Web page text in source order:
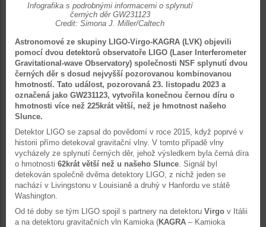
Infografika s podrobnými informacemi o splynutí
černých děr GW231123
Credit: Simona J. Miller/Caltech
Astronomové ze skupiny LIGO-Virgo-KAGRA (LVK) objevili
pomocí dvou detektorů observatoře LIGO (Laser Interferometer
Gravitational-wave Observatory) společnosti NSF splynutí dvou
černých děr s dosud nejvyšší pozorovanou kombinovanou
hmotností. Tato událost, pozorovaná 23. listopadu 2023 a
označená jako GW231123, vytvořila konečnou černou díru o
hmotnosti více než 225krát větší, než je hmotnost našeho
Slunce.
Detektor LIGO se zapsal do povědomí v roce 2015, když poprvé v
historii přímo detekoval gravitační vlny. V tomto případě vlny
vycházely ze splynutí černých děr, jehož výsledkem byla černá díra
o hmotnosti 62krát větší než u našeho Slunce . Signál byl
detekován společně dvěma detektory LIGO, z nichž jeden se
nachází v Livingstonu v Louisianě a druhý v Hanfordu ve státě
Washington.
Od té doby se tým LIGO spojil s partnery na detektoru Virgo v Itálii
a na detektoru gravitačních vln Kamioka (KAGRA – Kamioka